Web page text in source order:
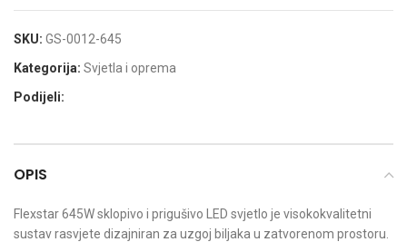
SKU: GS-0012-645
Kategorija: Svjetla i oprema
Podijeli:
OPIS
Flexstar 645W sklopivo i prigušivo LED svjetlo je visokokvalitetni
sustav rasvjete dizajniran za uzgoj biljaka u zatvorenom prostoru.